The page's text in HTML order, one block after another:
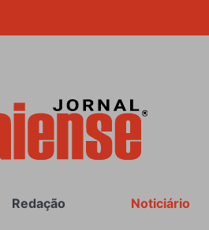
Noticiário
Redação